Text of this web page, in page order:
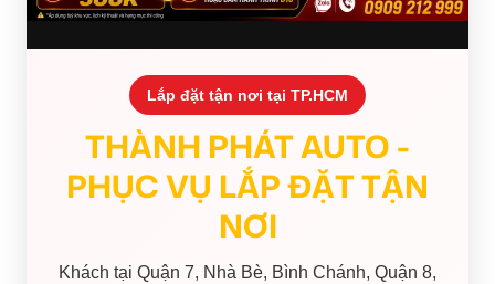
Lắp đặt tận nơi tại TP.HCM
THÀNH PHÁT AUTO -
PHỤC VỤ LẮP ĐẶT TẬN
NƠI
Khách tại Quận 7, Nhà Bè, Bình Chánh, Quận 8,